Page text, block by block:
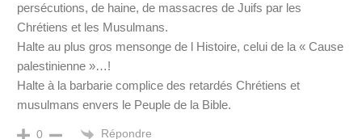
persécutions, de haine, de massacres de Juifs par les
Chrétiens et les Musulmans.
Halte au plus gros mensonge de l Histoire, celui de la « Cause
palestinienne »…!
Halte à la barbarie complice des retardés Chrétiens et
musulmans envers le Peuple de la Bible.
0 Répondre